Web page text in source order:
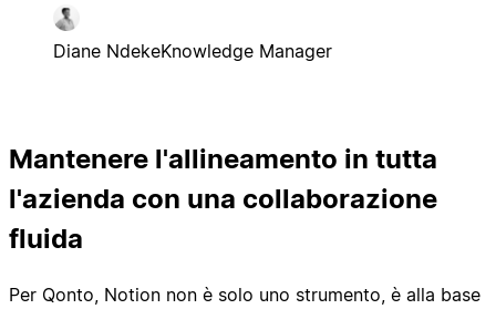
Diane NdekeKnowledge Manager
Mantenere l'allineamento in tutta
l'azienda con una collaborazione
fluida
Per Qonto, Notion non è solo uno strumento, è alla base